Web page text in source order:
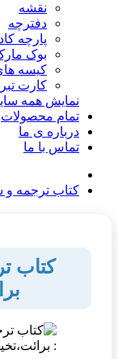
نقشه
دفترچه
پارچه
بوک
کیسه
کارت
نمایش همه
تمام محصولات
درباره ی ما
تماس با ما
کتاب ترجمه و شرح